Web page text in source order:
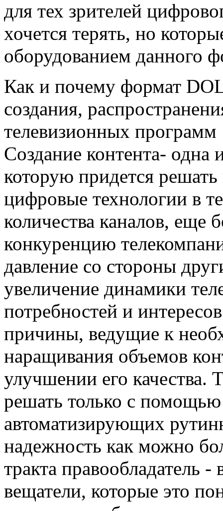
для тех зрителей
хочется терять, но
оборудованием данного
Как и почему формат
создания,
телевизионных программ
Создание контента-
которую придется
цифровые технологии в
количества каналов, еще
конкуренцию
давление со стороны
увеличение динамики
потребностей и
причины, ведущие к
наращивания объемов
улучшении его
решать только с
автоматизирующих
надежность как можно
тракта правообладатель
вещатели, которые это